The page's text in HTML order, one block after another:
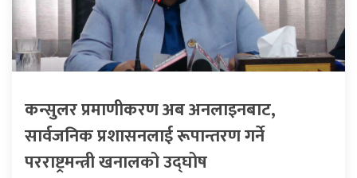
कन्सुलर प्रमाणीकरण अब अनलाइनबाट,
सार्वजनिक प्रशासनलाई रूपान्तरण गर्ने
परराष्ट्रमन्त्री खनालको उद्घोष